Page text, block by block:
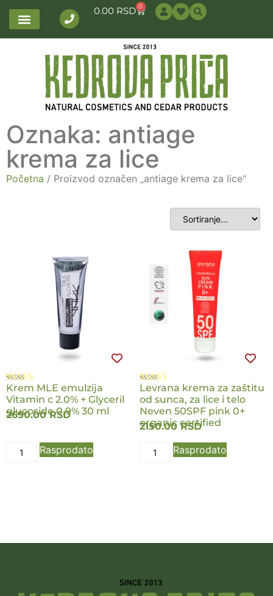
0.00 RSD 0
Oznaka: antiage
krema za lice
Početna / Proizvod označen „antiage krema za lice“
Ocenjeno
5.00od 5 na
osnovu
1
ocene kupca
Krem MLE emulzija
Vitamin c 2.0% + Glyceril
glucoside 0.9% 30 ml
2690.00RSD
Rasprodato
Ocenjeno
5.00od 5 na
osnovu
2
ocene kupca
Levrana krema za zaštitu
od sunca, za lice i telo
Neven 50SPF pink 0+
organic certified
2150.00RSD
Rasprodato